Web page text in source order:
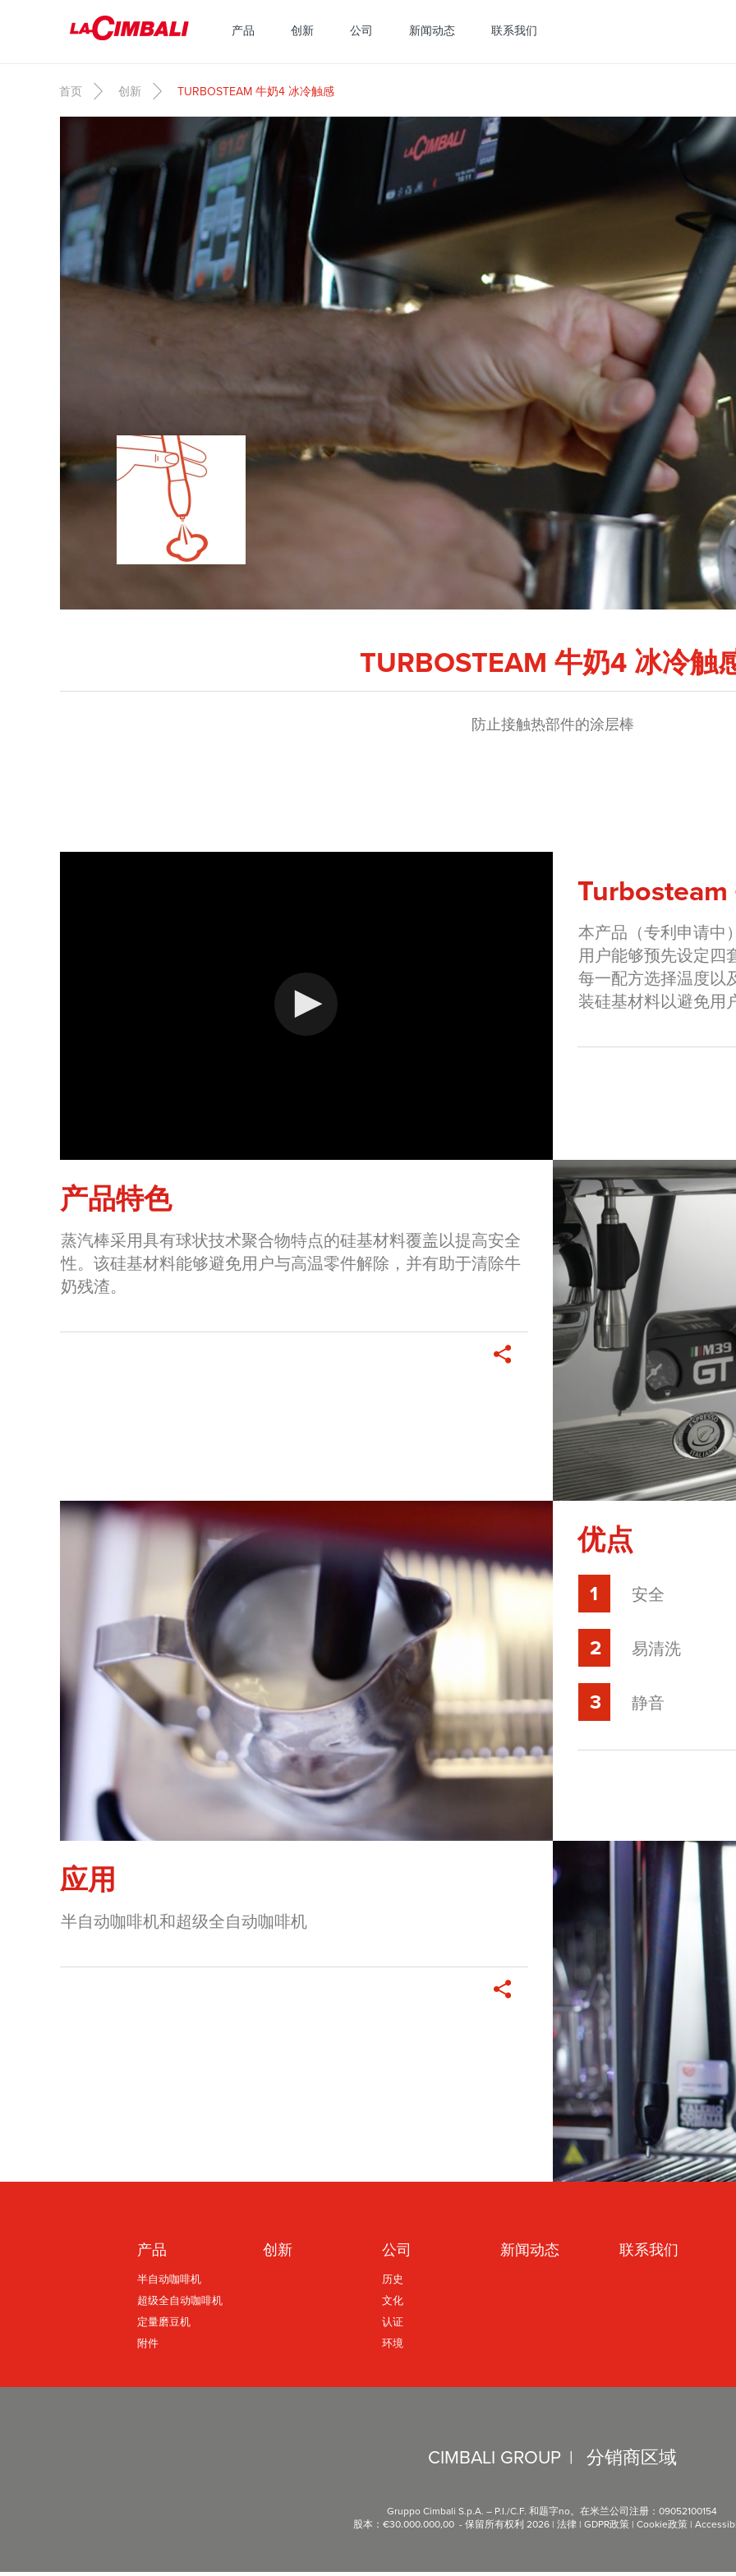
产品
创新 公司 新闻动态 联系我们
首页 创新 TURBOSTEAM 牛奶4 冰冷触感
TURBOSTEAM 牛奶4 冰冷触
防止接触热部件的涂层棒
本产品（专利申请中
用户能够预先设定四
每一配方选择温度以
装硅基材料以避免用
产品特色
蒸汽棒采用具有球状技术聚合物特点的硅基材料覆盖以提高安全
性。该硅基材料能够避免用户与高温零件解除，并有助于清除牛
奶残渣。
优点
安全
易清洗
静音
应用
半自动咖啡机和超级全自动咖啡机
产品
半自动咖啡机
超级全自动咖啡机
定量磨豆机
附件
创新 公司
历史
文化
认证
环境
新闻动态 联系我们
CIMBALI GROUP | 分销商区域
Gruppo Cimbali S.p.A. – P.I./C.F. 和题字no。在米兰公司注册：09052100154
股本：€30.000.000,00 - 保留所有权利 2026 | 法律 | GDPR政策 | Cookie政策 |